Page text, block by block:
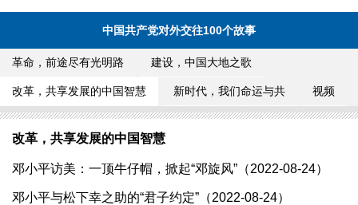
中国共产党对外交往100个故事
革命，前途尽有光明路 建设，中国大地之歌
改革，共享发展的中国智慧 新时代，我们命运与共 视频
改革，共享发展的中国智慧
邓小平访美：一顶牛仔帽，掀起“邓旋风”（2022-08-24）
邓小平与松下幸之助的“君子约定”（2022-08-24）